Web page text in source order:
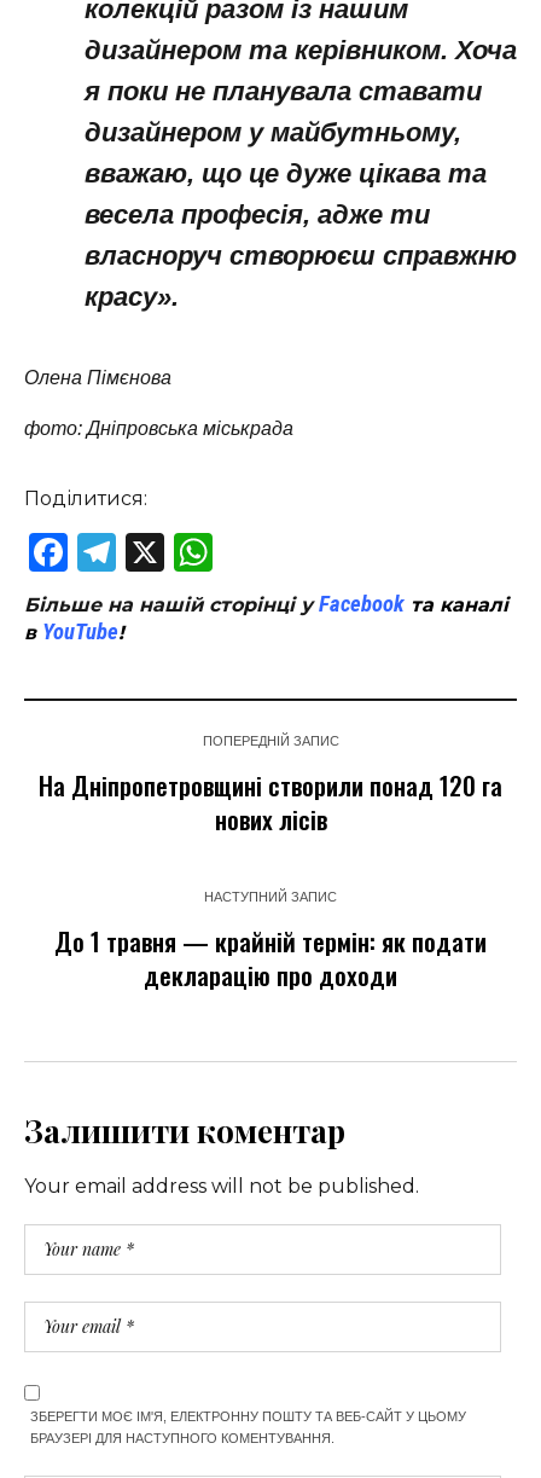
колекцій разом із нашим
дизайнером та керівником. Хоча
я поки не планувала ставати
дизайнером у майбутньому,
вважаю, що це дуже цікава та
весела професія, адже ти
власноруч створюєш справжню
красу».
Олена Пімєнова
фото: Дніпровська міськрада
Поділитися:
Facebook
Telegram
X
Більше на нашій сторінці уFacebook та каналі
в YouTube!
ПОПЕРЕДНІЙ ЗАПИС
На Дніпропетровщині створили понад 120 га
нових лісів
НАСТУПНИЙ ЗАПИС
До 1 травня — крайній термін: як подати
декларацію про доходи
Залишити коментар
Your email address will not be published.
ЗБЕРЕГТИ МОЄ ІМ'Я, ЕЛЕКТРОННУ ПОШТУ ТА ВЕБ-САЙТ У ЦЬОМУ
БРАУЗЕРІ ДЛЯ НАСТУПНОГО КОМЕНТУВАННЯ.